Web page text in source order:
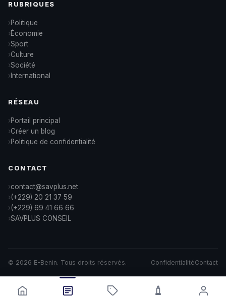
RUBRIQUES
Politique
Économie
Sport
Culture
Société
International
RÉSEAU
Portail principal
Créer un blog
Politique de confidentialité
CONTACT
contact@savplus.net
(+229) 20 21 37 59
(+229) 69 41 66 66
SAVPLUS CONSEIL
© 2026 E-Benin. Tous droits réservés. ConfidentialitéContact